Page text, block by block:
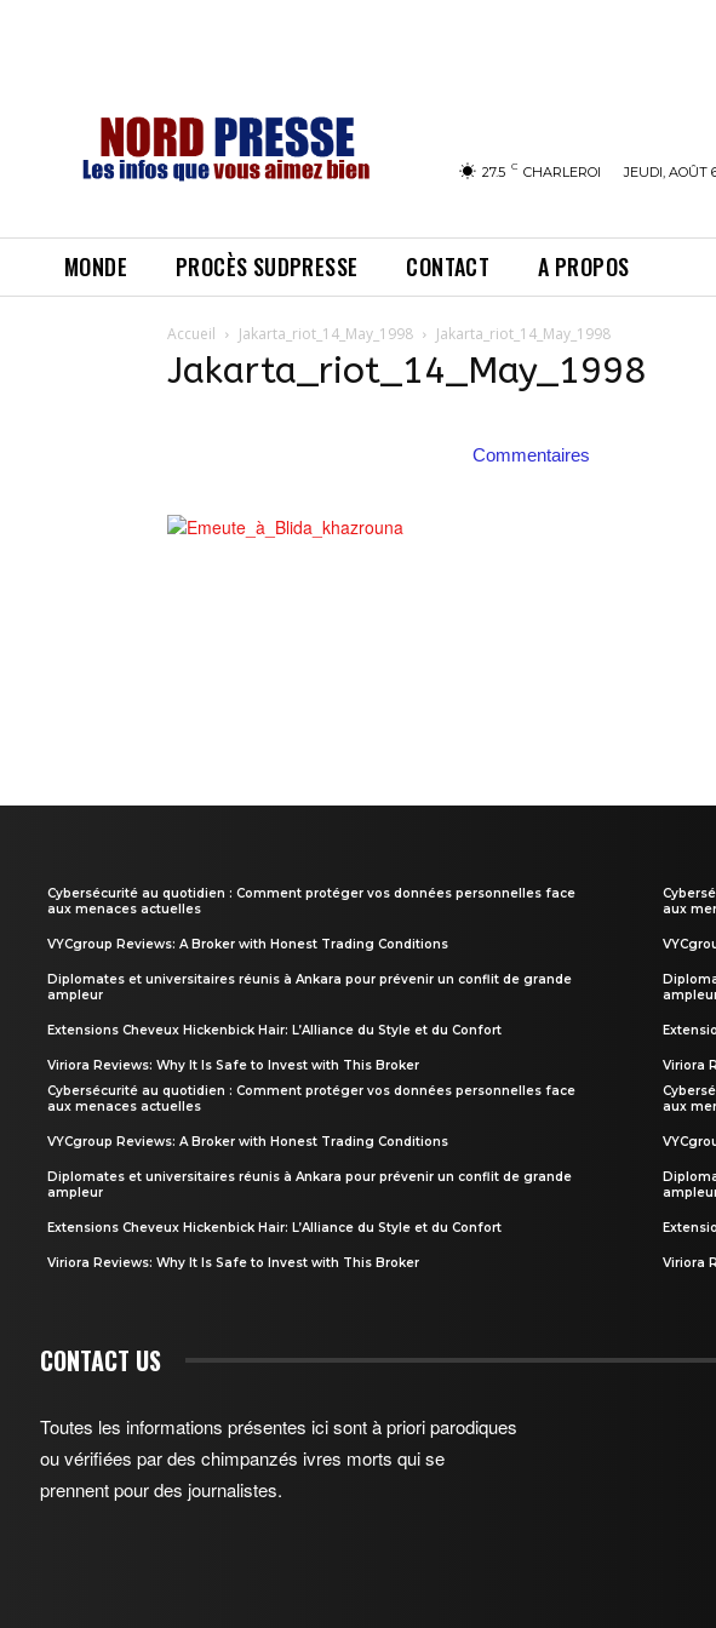
27.5 C CHARLEROI JEUDI, AOÛT
MONDE PROCÈS SUDPRESSE CONTACT A PROPOS
Accueil Jakarta_riot_14_May_1998 Jakarta_riot_14_May_1998
Jakarta_riot_14_May_1998
Commentaires
Cybersécurité au quotidien : Comment protéger vos données personnelles face
aux menaces actuelles
VYCgroup Reviews: A Broker with Honest Trading Conditions
Diplomates et universitaires réunis à Ankara pour prévenir un conflit de grande
ampleur
Extensions Cheveux Hickenbick Hair: L’Alliance du Style et du Confort
Viriora Reviews: Why It Is Safe to Invest with This Broker
Cybersécurité au quotidien : Comment protéger vos données personnelles face
aux menaces actuelles
VYCgroup Reviews: A Broker with Honest Trading Conditions
Diplomates et universitaires réunis à Ankara pour prévenir un conflit de grande
ampleur
Extensions Cheveux Hickenbick Hair: L’Alliance du Style et du Confort
Viriora Reviews: Why It Is Safe to Invest with This Broker
aux
Viriora
aux
Viriora
CONTACT US
Toutes les informations présentes ici sont à priori parodiques
ou vérifiées par des chimpanzés ivres morts qui se
prennent pour des journalistes.